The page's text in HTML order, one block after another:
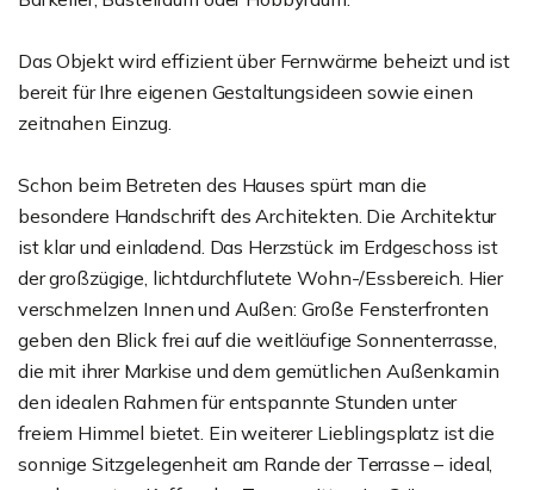
Das Objekt wird effizient über Fernwärme beheizt und ist
bereit für Ihre eigenen Gestaltungsideen sowie einen
zeitnahen Einzug.
Schon beim Betreten des Hauses spürt man die
besondere Handschrift des Architekten. Die Architektur
ist klar und einladend. Das Herzstück im Erdgeschoss ist
der großzügige, lichtdurchflutete Wohn-/Essbereich. Hier
verschmelzen Innen und Außen: Große Fensterfronten
geben den Blick frei auf die weitläufige Sonnenterrasse,
die mit ihrer Markise und dem gemütlichen Außenkamin
den idealen Rahmen für entspannte Stunden unter
freiem Himmel bietet. Ein weiterer Lieblingsplatz ist die
sonnige Sitzgelegenheit am Rande der Terrasse – ideal,